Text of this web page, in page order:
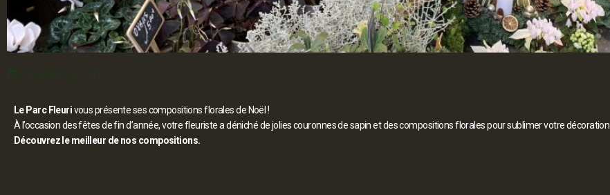
Le Parc Fleurivous présente ses compositions florales de Noël !
À l’occasion des fêtes de fin d’année, votre fleuriste a déniché de jolies couronnes de sapin et des compositions florales pour sublimer votre décoration.
Découvrez le meilleur de nos compositions.